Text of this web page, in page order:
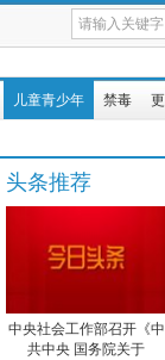
儿童青少年 禁毒
头条推荐
中央社会工作部召开《中
共中央 国务院关于